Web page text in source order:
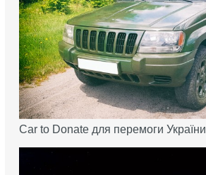
Car to Donate для перемоги України